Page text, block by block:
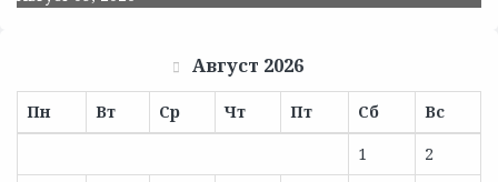
Август 2026
Пн Вт Ср Чт Пт Сб
Вс
1
2